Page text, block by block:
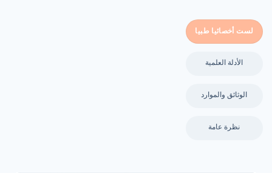
لست أخصائيا طبيا
الأدلة العلمية
الوثائق والموارد
نظرة عامة